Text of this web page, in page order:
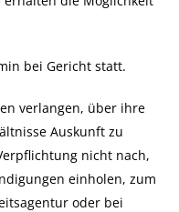
bei Gericht statt.
verlangen, über ihre
Auskunft zu
nicht nach,
einholen, zum
oder bei